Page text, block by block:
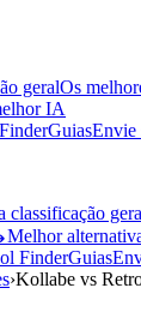
geralOs
IA
GuiasEnvie
classificação
Melhor
FinderGuias
›Kollabe vs